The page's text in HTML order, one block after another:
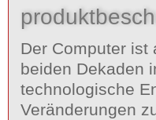
Der Computer ist
beiden Dekaden
technologische
Veränderungen